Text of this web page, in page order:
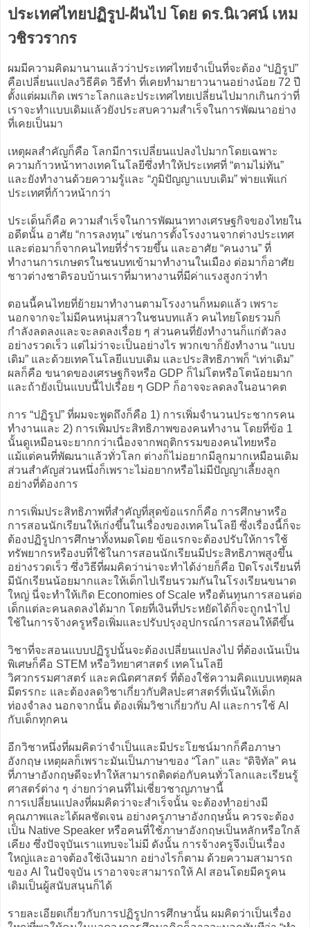
ประเทศไทยปฏิรูป-ฝันไป โดย ดร.นิเวศน์ เหม
วชิรวรากร
ผมมีความคิดมานานแล้วว่าประเทศไทยจำเป็นที่จะต้อง “ปฏิรูป”
คือเปลี่ยนแปลงวิธีคิด วิธีทำ ที่เคยทำมายาวนานอย่างน้อย 72 ปี
ตั้งแต่ผมเกิด เพราะโลกและประเทศไทยเปลี่ยนไปมากเกินกว่าที่
เราจะทำแบบเดิมแล้วยังประสบความสำเร็จในการพัฒนาอย่าง
ที่เคยเป็นมา
เหตุผลสำคัญก็คือ โลกมีการเปลี่ยนแปลงไปมากโดยเฉพาะ
ความก้าวหน้าทางเทคโนโลยีซึ่งทำให้ประเทศที่ “ตามไม่ทัน”
และยังทำงานด้วยความรู้และ “ภูมิปัญญาแบบเดิม” พ่ายแพ้แก่
ประเทศที่ก้าวหน้ากว่า
ประเด็นก็คือ ความสำเร็จในการพัฒนาทางเศรษฐกิจของไทยใน
อดีตนั้น อาศัย “การลงทุน” เช่นการตั้งโรงงานจากต่างประเทศ
และต่อมาก็จากคนไทยที่ร่ำรวยขึ้น และอาศัย “คนงาน” ที่
ทำงานการเกษตรในชนบทเข้ามาทำงานในเมือง ต่อมาก็อาศัย
ชาวต่างชาติรอบบ้านเราที่มาหางานที่มีค่าแรงสูงกว่าทำ
ตอนนี้คนไทยที่ย้ายมาทำงานตามโรงงานก็หมดแล้ว เพราะ
นอกจากจะไม่มีคนหนุ่มสาวในชนบทแล้ว คนไทยโดยรวมก็
กำลังลดลงและจะลดลงเรื่อย ๆ ส่วนคนที่ยังทำงานก็แก่ตัวลง
อย่างรวดเร็ว แต่ไม่ว่าจะเป็นอย่างไร พวกเขาก็ยังทำงาน “แบบ
เดิม” และด้วยเทคโนโลยีแบบเดิม และประสิทธิภาพก็ “เท่าเดิม”
ผลก็คือ ขนาดของเศรษฐกิจหรือ GDP ก็ไม่โตหรือโตน้อยมาก
และถ้ายังเป็นแบบนี้ไปเรื่อย ๆ GDP ก็อาจจะลดลงในอนาคต
การ “ปฏิรูป” ที่ผมจะพูดถึงก็คือ 1) การเพิ่มจำนวนประชากรคน
ทำงานและ 2) การเพิ่มประสิทธิภาพของคนทำงาน โดยที่ข้อ 1
นั้นดูเหมือนจะยากกว่าเนื่องจากพฤติกรรมของคนไทยหรือ
แม้แต่คนที่พัฒนาแล้วทั่วโลก ต่างก็ไม่อยากมีลูกมากเหมือนเดิม
ส่วนสำคัญส่วนหนึ่งก็เพราะไม่อยากหรือไม่มีปัญญาเลี้ยงลูก
อย่างที่ต้องการ
การเพิ่มประสิทธิภาพที่สำคัญที่สุดข้อแรกก็คือ การศึกษาหรือ
การสอนนักเรียนให้เก่งขึ้นในเรื่องของเทคโนโลยี ซึ่งเรื่องนี้ก็จะ
ต้องปฏิรูปการศึกษาทั้งหมดโดย ข้อแรกจะต้องปรับให้การใช้
ทรัพยากรหรืองบที่ใช้ในการสอนนักเรียนมีประสิทธิภาพสูงขึ้น
อย่างรวดเร็ว ซึ่งวิธีที่ผมคิดว่าน่าจะทำได้ง่ายก็คือ ปิดโรงเรียนที่
มีนักเรียนน้อยมากและให้เด็กไปเรียนรวมกันในโรงเรียนขนาด
ใหญ่ นี่จะทำให้เกิด Economies of Scale หรือต้นทุนการสอนต่อ
เด็กแต่ละคนลดลงได้มาก โดยที่เงินที่ประหยัดได้ก็จะถูกนำไป
ใช้ในการจ้างครูหรือเพิ่มและปรับปรุงอุปกรณ์การสอนให้ดีขึ้น
วิชาที่จะสอนแบบปฏิรูปนั้นจะต้องเปลี่ยนแปลงไป ที่ต้องเน้นเป็น
พิเศษก็คือ STEM หรือวิทยาศาสตร์ เทคโนโลยี
วิศวกรรมศาสตร์ และคณิตศาสตร์ ที่ต้องใช้ความคิดแบบเหตุผล
มีตรรกะ และต้องลดวิชาเกี่ยวกับศิลปะศาสตร์ที่เน้นให้เด็ก
ท่องจำลง นอกจากนั้น ต้องเพิ่มวิชาเกี่ยวกับ AI และการใช้ AI
กับเด็กทุกคน
อีกวิชาหนึ่งที่ผมคิดว่าจำเป็นและมีประโยชน์มากก็คือภาษา
อังกฤษ เหตุผลก็เพราะมันเป็นภาษาของ “โลก” และ “ดิจิทัล” คน
ที่ภาษาอังกฤษดีจะทำให้สามารถติดต่อกับคนทั่วโลกและเรียนรู้
ศาสตร์ต่าง ๆ ง่ายกว่าคนที่ไม่เชี่ยวชาญภาษานี้
การเปลี่ยนแปลงที่ผมคิดว่าจะสำเร็จนั้น จะต้องทำอย่างมี
คุณภาพและได้ผลชัดเจน อย่างครูภาษาอังกฤษนั้น ควรจะต้อง
เป็น Native Speaker หรือคนที่ใช้ภาษาอังกฤษเป็นหลักหรือใกล้
เคียง ซึ่งปัจจุบันเราแทบจะไม่มี ดังนั้น การจ้างครูจึงเป็นเรื่อง
ใหญ่และอาจต้องใช้เงินมาก อย่างไรก็ตาม ด้วยความสามารถ
ของ AI ในปัจจุบัน เราอาจจะสามารถให้ AI สอนโดยมีครูคน
เดิมเป็นผู้สนับสนุนก็ได้
รายละเอียดเกี่ยวกับการปฏิรูปการศึกษานั้น ผมคิดว่าเป็นเรื่อง